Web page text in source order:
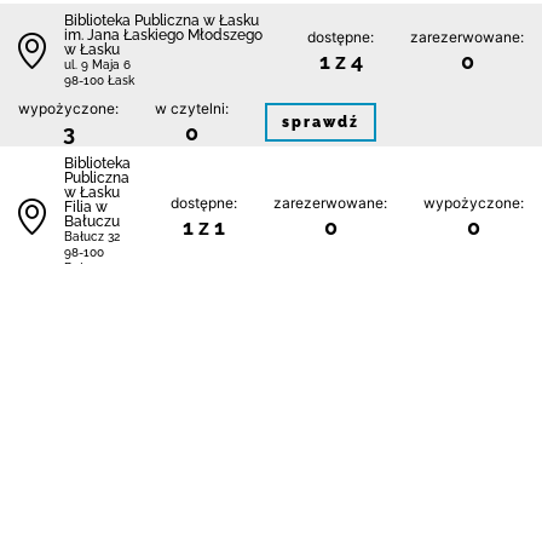
Biblioteka Publiczna w Łasku
im. Jana Łaskiego Młodszego
w Łasku
ul. 9 Maja 6
98-100 Łask
dostępne:
1 z 4
zarezerwowane:
0
wypożyczone:
3
w czytelni:
0 sprawdź
Biblioteka
Publiczna
w Łasku
Filia w
Bałuczu
Bałucz 32
98-100
Bałucz
dostępne:
1 z 1
zarezerwowane:
0
wypożyczone:
0